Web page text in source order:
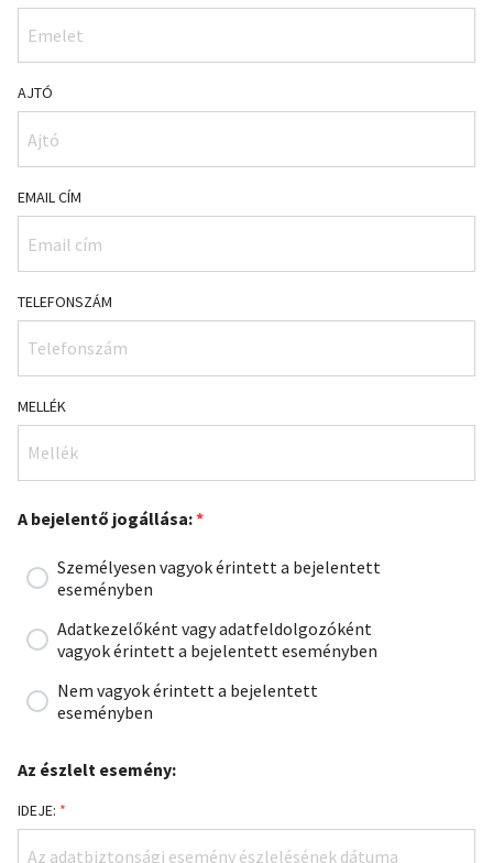
AJTÓ
EMAIL CÍM
TELEFONSZÁM
MELLÉK
A bejelentő jogállása:*
Személyesen vagyok érintett a bejelentett
eseményben
Adatkezelőként vagy adatfeldolgozóként
vagyok érintett a bejelentett eseményben
Nem vagyok érintett a bejelentett
eseményben
Az észlelt esemény:
IDEJE: *